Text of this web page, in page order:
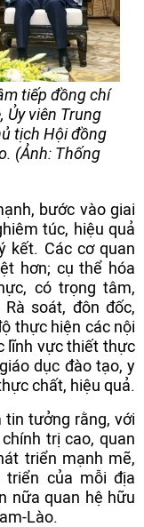
tiếp đồng chí
viên Trung
tịch Hội đồng
(Ảnh: Thống
bước vào giai
túc, hiệu quả
kết. Các cơ quan
hơn; cụ thể hóa
có trọng tâm,
soát, đôn đốc,
thực hiện các nội
lĩnh vực thiết thực
dục đào tạo, y
chất, hiệu quả.
tin tưởng rằng, với
trị cao, quan
triển mạnh mẽ,
của mỗi địa
nữa quan hệ hữu
Lào.